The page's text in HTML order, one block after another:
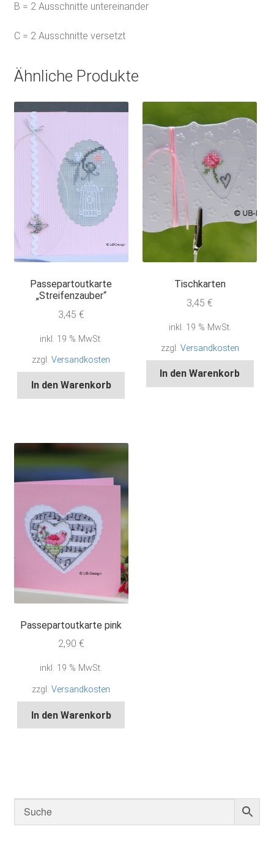
B = 2 Ausschnitte untereinander
C = 2 Ausschnitte versetzt
Ähnliche Produkte
Passepartoutkarte
„Streifenzauber“
3,45 €
inkl. 19 % MwSt.
zzgl.Versandkosten
In den Warenkorb
Tischkarten
3,45€
inkl. 19 % MwSt.
zzgl. Versandkosten
In den Warenkorb
Passepartoutkarte pink
2,90 €
inkl. 19 % MwSt.
zzgl.Versandkosten
In den Warenkorb